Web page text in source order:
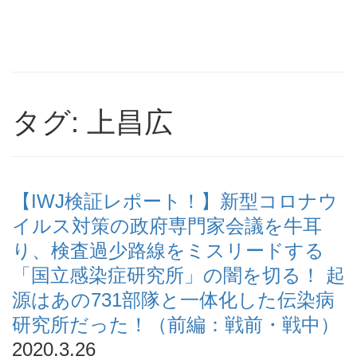
タグ: 上昌広
【IWJ検証レポート！】新型コロナウ
イルス対策の政府専門家会議を牛耳
り、検査過少路線をミスリードする
「国立感染症研究所」の闇を切る！ 起
源はあの731部隊と一体化した伝染病
研究所だった！（前編：戦前・戦中）
2020.3.26